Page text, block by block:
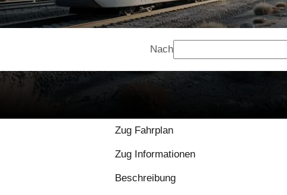
Nach
Zug Fahrplan
Zug Informationen
Beschreibung